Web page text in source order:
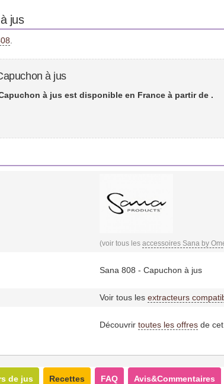
jus
à jus
à jus est disponible en France à partir de .
(voir tous les accessoires Sana by
Sana 808 - Capuchon à jus
Voir tous les extracteurs
Découvrir toutes les offresde cet
de jus Recettes FAQ Avis&Commentaires